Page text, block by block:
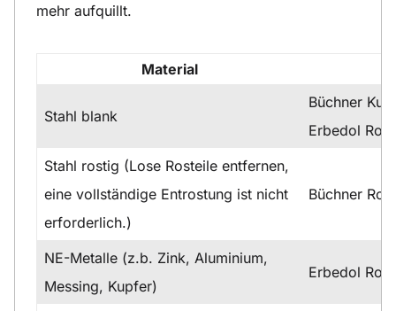
mehr aufquillt.
Material
Stahl blank
Büchner
Erbedol
Stahl rostig (Lose Rosteile entfernen,
eine vollständige Entrostung ist nicht
erforderlich.)
Büchner
NE-Metalle (z.b. Zink, Aluminium,
Messing, Kupfer)
Erbedol